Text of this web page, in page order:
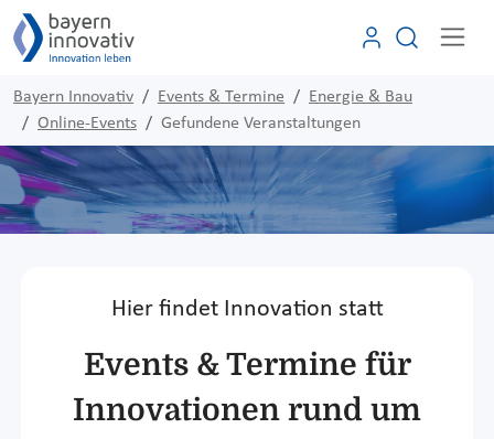
Bayern Innovativ Events & Termine
Energie & Bau
Online-Events
Gefundene Veranstaltungen
Hier findet Innovation statt
Events & Termine für
Innovationen rund um